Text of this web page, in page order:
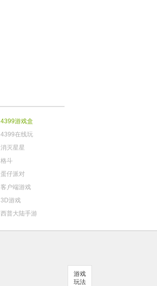
4399游戏盒
4399在线玩
消灭星星
格斗
蛋仔派对
客户端游戏
3D游戏
西普大陆手游
游戏
玩法